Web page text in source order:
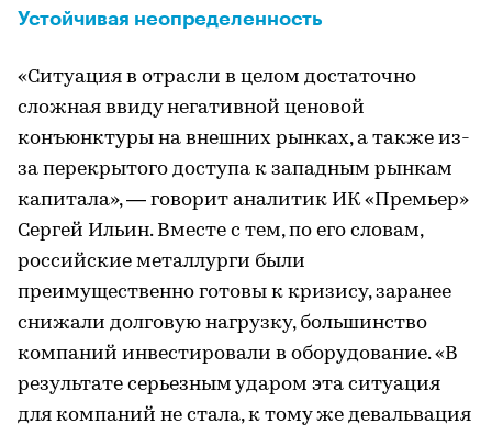
Устойчивая неопределенность
«Ситуация в отрасли в целом достаточно
сложная ввиду негативной ценовой
конъюнктуры на внешних рынках, а также из-
за перекрытого доступа к западным рынкам
капитала», — говорит аналитик ИК «Премьер»
Сергей Ильин. Вместе с тем, по его словам,
российские металлурги были
преимущественно готовы к кризису, заранее
снижали долговую нагрузку, большинство
компаний инвестировали в оборудование. «В
результате серьезным ударом эта ситуация
для компаний не стала, к тому же девальвация